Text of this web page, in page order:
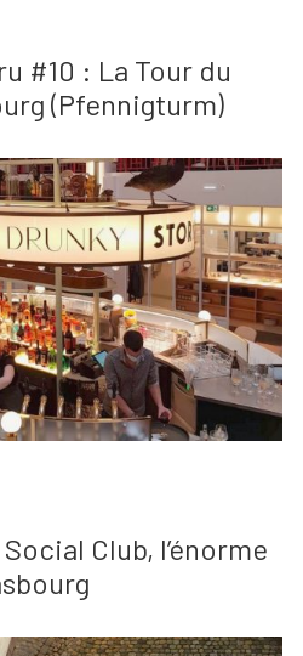
#10 : La Tour du
(Pfennigturm)
Club, l’énorme